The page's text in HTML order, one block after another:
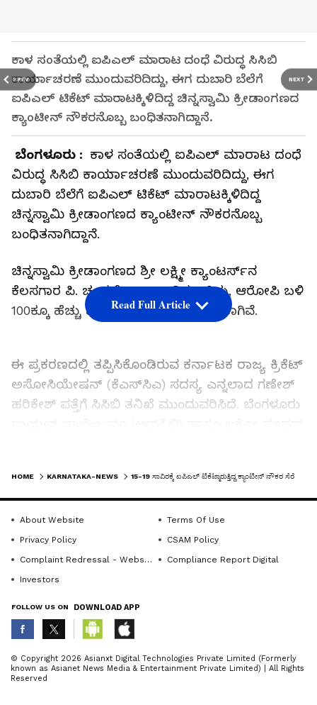
PREV NEXT
ಕಾಳ ಸಂತೆಯಲ್ಲಿ ಐಪಿಎಲ್ ಮಾರಾಟ ದಂಧೆ ವಿರುದ್ಧ ಸಿಸಿಬಿ
ಕಾರ್ಯಾಚರಣೆ ಮುಂದುವರಿದಿದ್ದು, ಈಗ ದುಬಾರಿ ಬೆಲೆಗೆ
ಐಪಿಎಲ್ ಟಿಕೆಟ್ ಮಾರಾಟಕ್ಕಿಳಿದಿದ್ದ ಚಿನ್ನಸ್ವಾಮಿ ಕ್ರೀಡಾಂಗಣದ
ಕ್ಯಾಂಟೀನ್‌ ನೌಕರನೊಬ್ಬ ಬಂಧಿತನಾಗಿದ್ದಾನೆ.
ಬೆಂಗಳೂರು : ಕಾಳ ಸಂತೆಯಲ್ಲಿ ಐಪಿಎಲ್ ಮಾರಾಟ ದಂಧೆ
ವಿರುದ್ಧ ಸಿಸಿಬಿ ಕಾರ್ಯಾಚರಣೆ ಮುಂದುವರಿದಿದ್ದು, ಈಗ
ದುಬಾರಿ ಬೆಲೆಗೆ ಐಪಿಎಲ್ ಟಿಕೆಟ್ ಮಾರಾಟಕ್ಕಿಳಿದಿದ್ದ
ಚಿನ್ನಸ್ವಾಮಿ ಕ್ರೀಡಾಂಗಣದ ಕ್ಯಾಂಟೀನ್‌ ನೌಕರನೊಬ್ಬ
ಬಂಧಿತನಾಗಿದ್ದಾನೆ.
ಚಿನ್ನಸ್ವಾಮಿ ಕ್ರೀಡಾಂಗಣದ ಶ್ರೀ ಲಕ್ಷ್ಮೀ ಕ್ಯಾಂಟರ್ಸ್‌ನ
ಕೆಲಸಗಾರ ಪಿ. ಚಂದ್ರಶೇಖರ್‌ ಬಂಧಿತನಾಗಿದ್ದು, ಆರೋಪಿ ಬಳಿ
100ಕ್ಕೂ ಹೆಚ್ಚು ಐಪಿಎಲ್‌ ಟಿಕೆಟ್‌ಗಳು ಜಪ್ತಿಯಾಗಿವೆ.
ಈ ಪ್ರಕರಣದಲ್ಲಿ ತಪ್ಪಿಸಿಕೊಂಡಿರುವ ಕರ್ನಾಟಕ ರಾಜ್ಯ ಕ್ರಿಕೆಟ್‌
ಅಸೋಸಿಯೇಷನ್‌ (ಕೆಎಸ್‌ಸಿಎ) ಸದಸ್ಯ ಎನ್ನಲಾದ ಗಣೇಶ್‌
ಹರಿಕೇಶ್‌ ಪತ್ತೆಗೆ ಸಿಸಿಬಿ ತನಿಖೆ ಮುಂದುವರಿಸಿದೆ. ಬೆಂಗಳೂರು
ಬಂಧಿಸಿದೆ ಎಂದು ಅಧಿಕಾರಿಗಳು ಹೇಳಿದ್ದಾರೆ.
Related Articles
ಐಪಿಎಲ್ ಪಂದ್ಯಾ‍‍ವಳಿ ಭದ್ರತೆಗೆ 2000 ಪೊಲೀಸರ
Read Full Article
ABOUT THE AUTHOR
K KannadaprabhaNewsNetwork
HOME KARNATAKA-NEWS 15-19 ಸಾವಿರಕ್ಕೆ ಐಪಿಎಲ್ ಟಿಕೆಟ್ಮಾರುತ್ತಿದ್ದ ಕ್ಯಾಂಟೀನ್‌ ನೌಕರ ಸೆರೆ
About Website
Terms Of Use
Privacy Policy
CSAM Policy
Complaint Redressal - Website
Compliance Report Digital
Investors
FOLLOW US ON DOWNLOAD APP
© Copyright 2026 Asianxt Digital Technologies Private Limited (Formerly
known as Asianet News Media & Entertainment Private Limited) | All Rights
Reserved